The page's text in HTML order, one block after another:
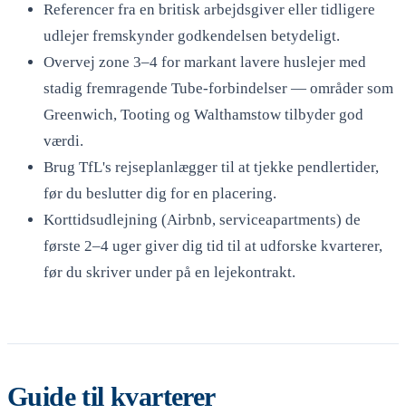
Referencer fra en britisk arbejdsgiver eller tidligere
udlejer fremskynder godkendelsen betydeligt.
Overvej zone 3–4 for markant lavere huslejer med
stadig fremragende Tube-forbindelser — områder som
Greenwich, Tooting og Walthamstow tilbyder god
værdi.
Brug TfL's rejseplanlægger til at tjekke pendlertider,
før du beslutter dig for en placering.
Korttidsudlejning (Airbnb, serviceapartments) de
første 2–4 uger giver dig tid til at udforske kvarterer,
før du skriver under på en lejekontrakt.
Guide til kvarterer